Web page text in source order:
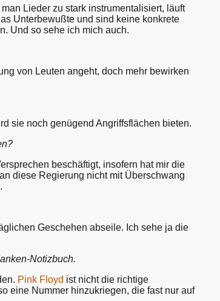
Lieder zu stark instrumentalisiert, läuft
Unterbewußte und sind keine konkrete
Und so sehe ich mich auch.
von Leuten angeht, doch mehr bewirken
sie noch genügend Angriffsflächen bieten.
beschäftigt, insofern hat mir die
diese Regierung nicht mit Überschwang
Geschehen abseile. Ich sehe ja die
Notizbuch.
Pink Floyd ist nicht die richtige
eine Nummer hinzukriegen, die fast nur auf